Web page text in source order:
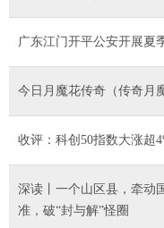
广东江门开平公安开展夏
今日月魔花传奇（传奇月
收评：科创50指数大涨超
深读丨一个山区县，牵动
准，破“封与解”怪圈